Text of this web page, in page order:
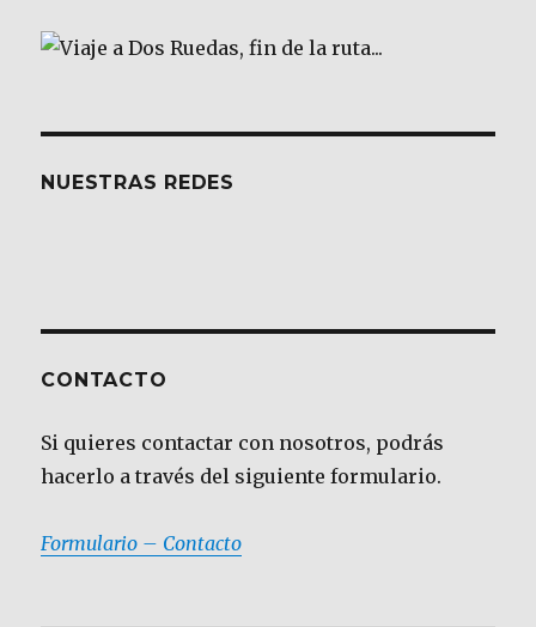
NUESTRAS REDES
CONTACTO
Si quieres contactar con nosotros, podrás
hacerlo a través del siguiente formulario.
Formulario – Contacto